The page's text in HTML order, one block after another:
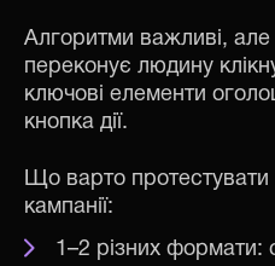
Алгоритми важливі,
переконує людину
ключові елементи
кнопка дії.
Що варто протестувати
кампанії:
1–2 різних формати: